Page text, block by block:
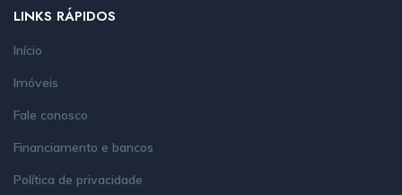
LINKS RÁPIDOS
Início
Imóveis
Fale conosco
Financiamento e bancos
Política de privacidade